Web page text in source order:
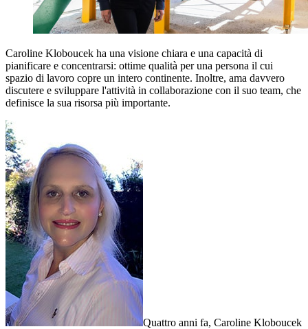
Caroline Kloboucek ha una visione chiara e una capacità di
pianificare e concentrarsi: ottime qualità per una persona il cui
spazio di lavoro copre un intero continente. Inoltre, ama davvero
discutere e sviluppare l'attività in collaborazione con il suo team, che
definisce la sua risorsa più importante.
Quattro anni fa, Caroline Kloboucek